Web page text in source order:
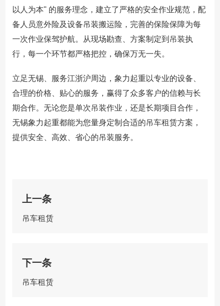
以人为本" 的服务理念，建立了严格的安全作业规范，配
备人员意外险及设备吊装搬运险，完善的保险保障为每
一次作业保驾护航。从现场勘查、方案制定到吊装执
行，每一个环节都严格把控，确保万无一失。
立足无锡、服务江浙沪周边，象力起重以专业的设备、
合理的价格、贴心的服务，赢得了众多客户的信赖与长
期合作。无论您是单次吊装作业，还是长期项目合作，
无锡象力起重都能为您量身定制合适的吊车租赁方案，
提供安全、高效、省心的吊装服务。
上一条
吊车租赁
下一条
吊车租赁